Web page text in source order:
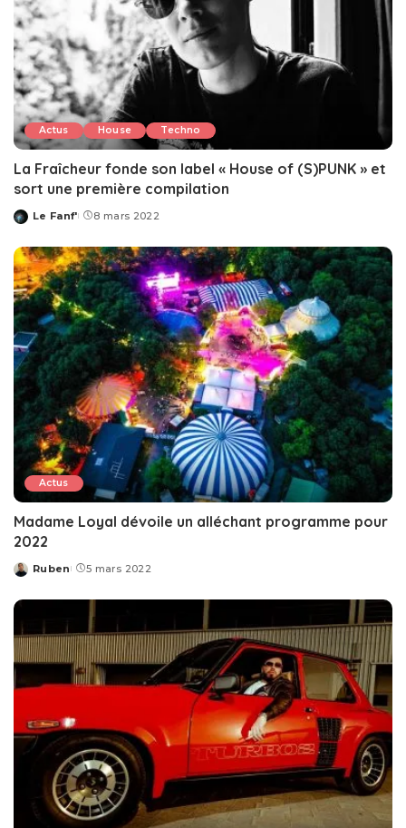
Actus House Techno
La Fraîcheur fonde son label « House of (S)PUNK » et
sort une première compilation
Posted
Le Fanf' 8 mars 2022
Actus
Madame Loyal dévoile un alléchant programme pour
2022
Posted
Ruben 5 mars 2022